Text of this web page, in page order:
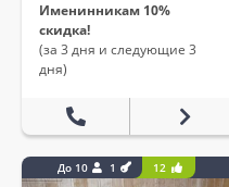
Именинникам 10%
скидка!
(за 3 дня и следующие 3
дня)
До 10 1 12